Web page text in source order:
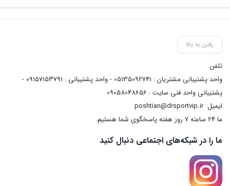
رفتن به بالا
تلفن
واحد پشتیبانی مشتریان : 05135092741 - واحد پشتیبانی : 09157153791 -
پشتیبانی واحد فنی سایت : 09058048656
ایمیلposhtian@drsportvip.ir
ما 24 ساعته 7 روز هفته پاسخگوی شما هستیم.
ما را در شبکه‌های اجتماعی دنبال کنید